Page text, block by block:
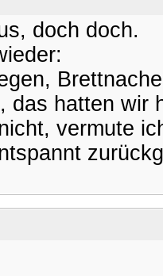
doch doch.
das hatten wir
vermute